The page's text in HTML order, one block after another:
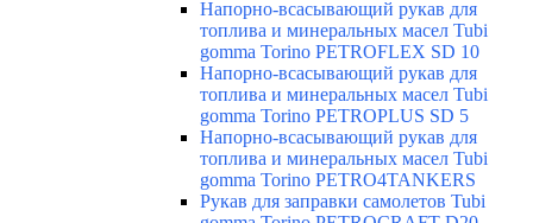
Напорно-всасывающий рукав для
топлива и минеральных масел Tubi
gomma Torino PETROFLEX SD 10
Напорно-всасывающий рукав для
топлива и минеральных масел Tubi
gomma Torino PETROPLUS SD 5
Напорно-всасывающий рукав для
топлива и минеральных масел Tubi
gomma Torino PETRO4TANKERS
Рукав для заправки самолетов Tubi